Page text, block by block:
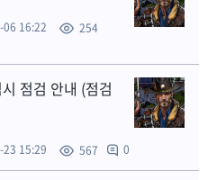
16:22
254
점검 안내 (점검
15:29 567 0